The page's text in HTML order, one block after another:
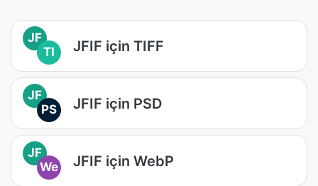
JF
TI
JFIF için TIFF
JF
PS
JFIF için PSD
JF
We
JFIF için WebP